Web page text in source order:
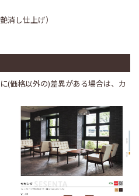
消し仕上げ）
(価格以外の)差異がある場合は、カ